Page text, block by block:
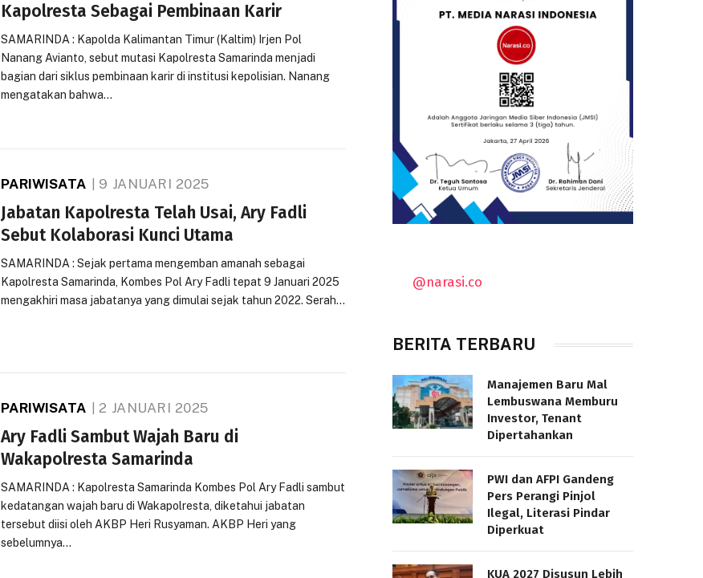
Kapolresta Sebagai Pembinaan Karir
SAMARINDA : Kapolda Kalimantan Timur (Kaltim) Irjen Pol
Nanang Avianto, sebut mutasi Kapolresta Samarinda menjadi
bagian dari siklus pembinaan karir di institusi kepolisian. Nanang
mengatakan bahwa…
PARIWISATA 9 JANUARI 2025
Jabatan Kapolresta Telah Usai, Ary Fadli
Sebut Kolaborasi Kunci Utama
SAMARINDA : Sejak pertama mengemban amanah sebagai
Kapolresta Samarinda, Kombes Pol Ary Fadli tepat 9 Januari 2025
mengakhiri masa jabatanya yang dimulai sejak tahun 2022. Serah…
PARIWISATA 2 JANUARI 2025
Ary Fadli Sambut Wajah Baru di
Wakapolresta Samarinda
SAMARINDA : Kapolresta Samarinda Kombes Pol Ary Fadli sambut
kedatangan wajah baru di Wakapolresta, diketahui jabatan
tersebut diisi oleh AKBP Heri Rusyaman. AKBP Heri yang
sebelumnya…
@narasi.co
BERITA TERBARU
Manajemen Baru Mal
Lembuswana Memburu
Investor, Tenant
Dipertahankan
PWI dan AFPI Gandeng
Pers Perangi Pinjol
Ilegal, Literasi Pindar
Diperkuat
KUA 2027 Disusun Lebih